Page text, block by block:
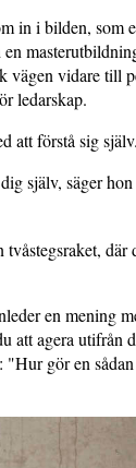
in i bilden, som
vidare till
ledarskap.
att förstå sig själv.
själv, säger hon
där
en mening
att agera utifrån
gör en